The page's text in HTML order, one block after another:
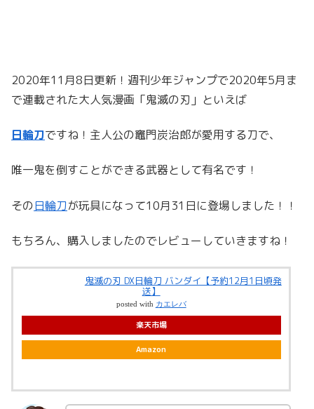
2020年11月8日更新！週刊少年ジャンプで2020年5月ま
で連載された大人気漫画「鬼滅の刃」といえば
日輪刀ですね！主人公の竈門炭治郎が愛用する刀で、
唯一鬼を倒すことができる武器として有名です！
その日輪刀が玩具になって10月31日に登場しました！！
もちろん、購入しましたのでレビューしていきますね！
鬼滅の刃 DX日輪刀 バンダイ【予約12月1日頃発
送】
posted with カエレバ
楽天市場
Amazon